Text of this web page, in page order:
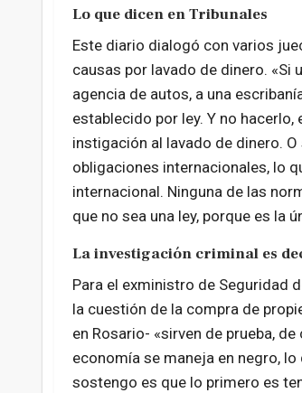
Lo que dicen en Tribunales
Este diario dialogó con varios
causas por lavado de dinero. «Si
agencia de autos, a una
establecido por ley. Y no
instigación al lavado de dinero.
obligaciones internacionales, lo
internacional. Ninguna de las
que no sea una ley, porque es la
La investigación criminal es
Para el exministro de Seguridad
la cuestión de la compra de
en Rosario- «sirven de prueba,
economía se maneja en negro,
sostengo es que lo primero es